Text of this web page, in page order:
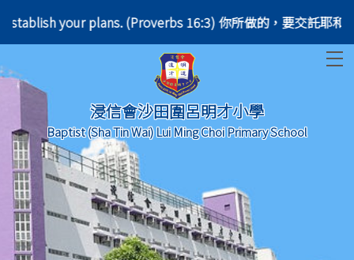
your plans. (Proverbs 16:3) 你所做的，要交託耶和
浸信會沙田圍呂明才小學
Baptist (Sha Tin Wai) Lui Ming Choi Primary School